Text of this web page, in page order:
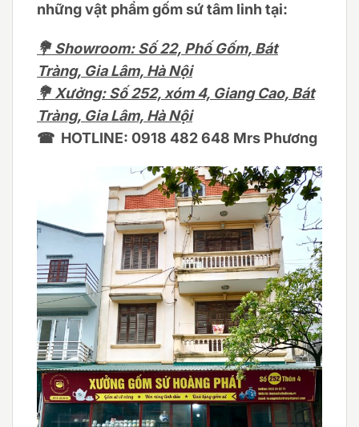
những vật phẩm gốm sứ tâm linh tại:
💐 Showroom: Số 22, Phố Gốm, Bát
Tràng, Gia Lâm, Hà Nội
💐 Xưởng: Số 252, xóm 4, Giang Cao, Bát
Tràng, Gia Lâm, Hà Nội
☎ HOTLINE: 0918 482 648 Mrs Phương